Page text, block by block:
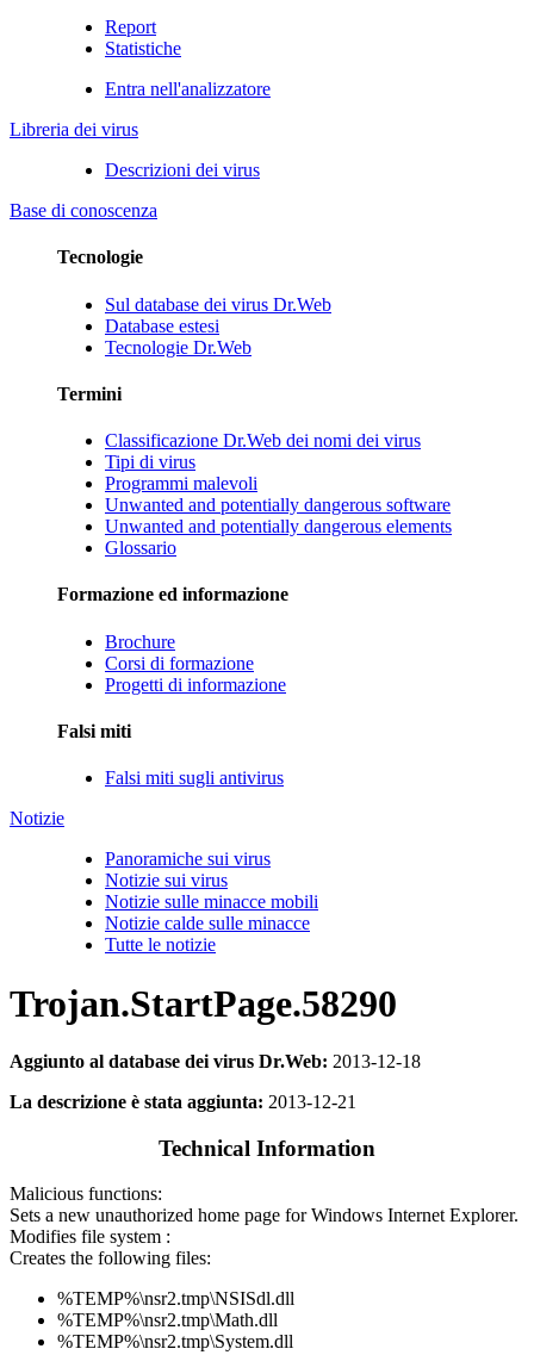
Report
Statistiche
Entra nell'analizzatore
Libreria dei virus
Descrizioni dei virus
Base di conoscenza
Tecnologie
Sul database dei virus Dr.Web
Database estesi
Tecnologie Dr.Web
Termini
Classificazione Dr.Web dei nomi dei virus
Tipi di virus
Programmi malevoli
Unwanted and potentially dangerous software
Unwanted and potentially dangerous elements
Glossario
Formazione ed informazione
Brochure
Corsi di formazione
Progetti di informazione
Falsi miti
Falsi miti sugli antivirus
Notizie
Panoramiche sui virus
Notizie sui virus
Notizie sulle minacce mobili
Notizie calde sulle minacce
Tutte le notizie
Trojan.StartPage.58290
Aggiunto al database dei virus Dr.Web: 2013-12-18
La descrizione è stata aggiunta: 2013-12-21
Technical Information
Malicious functions:
Sets a new unauthorized home page for Windows Internet Explorer.
Modifies file system :
Creates the following files:
%TEMP%\nsr2.tmp\NSISdl.dll
%TEMP%\nsr2.tmp\Math.dll
%TEMP%\nsr2.tmp\System.dll